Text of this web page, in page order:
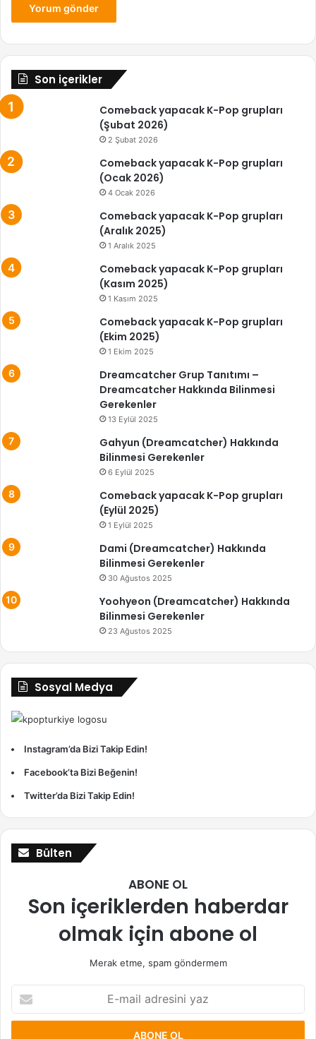
Son içerikler
Comeback yapacak K-Pop grupları
(Şubat 2026)
2 Şubat 2026
Comeback yapacak K-Pop grupları
(Ocak 2026)
4 Ocak 2026
Comeback yapacak K-Pop grupları
(Aralık 2025)
1 Aralık 2025
Comeback yapacak K-Pop grupları
(Kasım 2025)
1 Kasım 2025
Comeback yapacak K-Pop grupları
(Ekim 2025)
1 Ekim 2025
Dreamcatcher Grup Tanıtımı –
Dreamcatcher Hakkında Bilinmesi
Gerekenler
13 Eylül 2025
Gahyun (Dreamcatcher) Hakkında
Bilinmesi Gerekenler
6 Eylül 2025
Comeback yapacak K-Pop grupları
(Eylül 2025)
1 Eylül 2025
Dami (Dreamcatcher) Hakkında
Bilinmesi Gerekenler
30 Ağustos 2025
Yoohyeon (Dreamcatcher) Hakkında
Bilinmesi Gerekenler
23 Ağustos 2025
Sosyal Medya
Instagram’da Bizi Takip Edin!
Facebook’ta Bizi Beğenin!
Twitter’da Bizi Takip Edin!
Bülten
ABONE OL
Son içeriklerden haberdar
olmak için abone ol
Merak etme, spam göndermem
mail
adresini